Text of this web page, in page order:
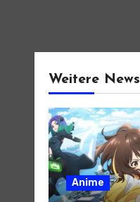
Weitere News
Anime